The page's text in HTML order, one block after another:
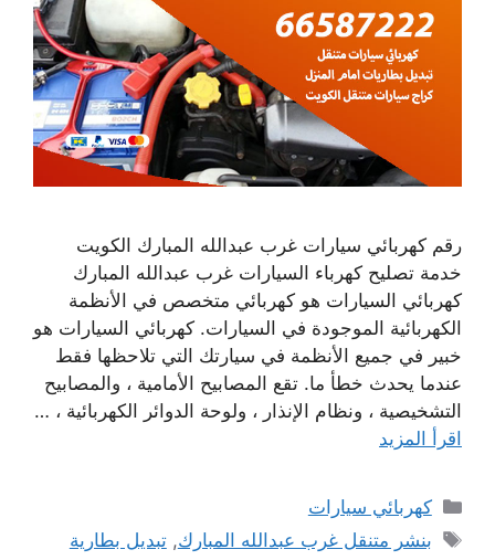
رقم كهربائي سيارات غرب عبدالله المبارك الكويت
خدمة تصليح كهرباء السيارات غرب عبدالله المبارك
كهربائي السيارات هو كهربائي متخصص في الأنظمة
الكهربائية الموجودة في السيارات. كهربائي السيارات هو
خبير في جميع الأنظمة في سيارتك التي تلاحظها فقط
عندما يحدث خطأ ما. تقع المصابيح الأمامية ، والمصابيح
التشخيصية ، ونظام الإنذار ، ولوحة الدوائر الكهربائية ، …
اقرأ المزيد
التصنيفات
كهربائي سيارات
الوسوم
بنشر متنقل غرب عبدالله المبارك,تبديل بطارية